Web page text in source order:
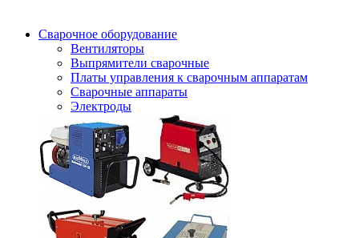
Сварочное оборудование
Вентиляторы
Выпрямители сварочные
Платы управления к сварочным аппаратам
Сварочные аппараты
Электроды